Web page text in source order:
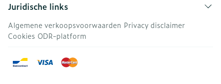
Juridische links
Algemene verkoopsvoorwaarden Privacy disclaimer
Cookies ODR-platform